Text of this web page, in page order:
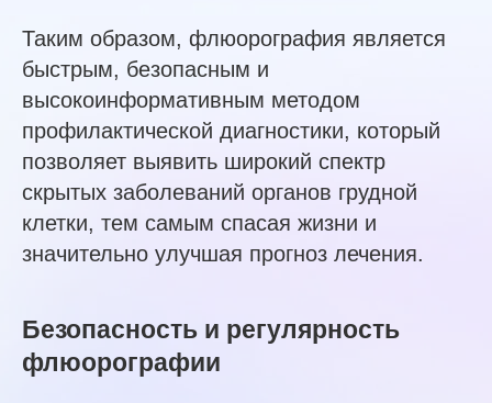
Таким образом, флюорография является
быстрым, безопасным и
высокоинформативным методом
профилактической диагностики, который
позволяет выявить широкий спектр
скрытых заболеваний органов грудной
клетки, тем самым спасая жизни и
значительно улучшая прогноз лечения.
Безопасность и регулярность
флюорографии